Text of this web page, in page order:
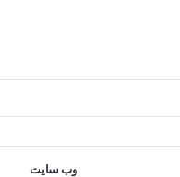
وب‌ سایت